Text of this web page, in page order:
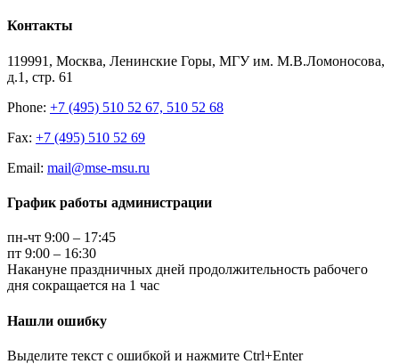
Контакты
119991, Москва, Ленинские Горы, МГУ им. М.В.Ломоносова,
д.1, стр. 61
Phone: +7 (495) 510 52 67, 510 52 68
Fax: +7 (495) 510 52 69
Email: mail@mse-msu.ru
График работы администрации
пн-чт 9:00 – 17:45
пт 9:00 – 16:30
Накануне праздничных дней продолжительность рабочего
дня сокращается на 1 час
Нашли ошибку
Выделите текст с ошибкой и нажмите Ctrl+Enter